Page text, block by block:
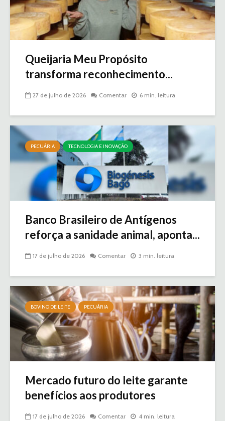
Queijaria Meu Propósito
transforma reconhecimento...
27 de julho de 2026 Comentar 6 min. leitura
PECUÁRIA TECNOLOGIA E INOVAÇÃO
Banco Brasileiro de Antígenos
reforça a sanidade animal, aponta...
17 de julho de 2026 Comentar 3 min. leitura
BOVINO DE LEITE PECUÁRIA
Mercado futuro do leite garante
benefícios aos produtores
17 de julho de 2026 Comentar 4 min. leitura